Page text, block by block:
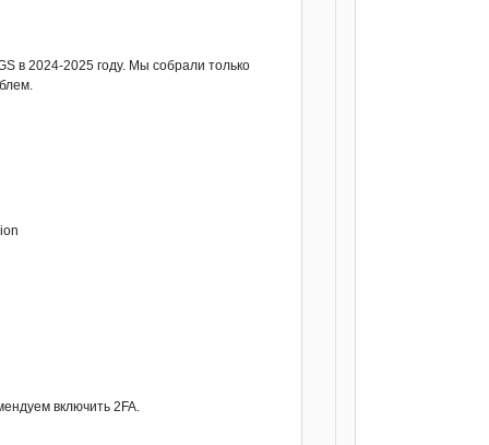
в 2024-2025 году. Мы собрали только
включить 2FA.